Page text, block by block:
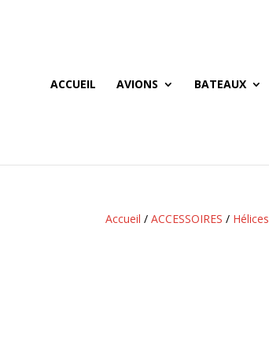
ACCUEIL AVIONS BATEAUX
Accueil /ACCESSOIRES / Hélices